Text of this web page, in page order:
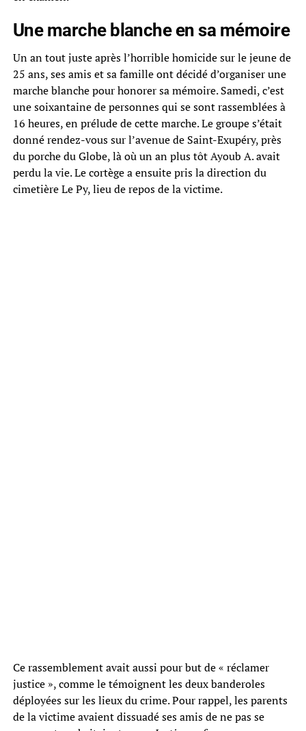
Une marche blanche en sa mémoire
Un an tout juste après l’horrible homicide sur le jeune de
25 ans, ses amis et sa famille ont décidé d’organiser une
marche blanche pour honorer sa mémoire. Samedi, c’est
une soixantaine de personnes qui se sont rassemblées à
16 heures, en prélude de cette marche. Le groupe s’était
donné rendez-vous sur l’avenue de Saint-Exupéry, près
du porche du Globe, là où un an plus tôt Ayoub A. avait
perdu la vie. Le cortège a ensuite pris la direction du
cimetière Le Py, lieu de repos de la victime.
Ce rassemblement avait aussi pour but de « réclamer
justice », comme le témoignent les deux banderoles
déployées sur les lieux du crime. Pour rappel, les parents
de la victime avaient dissuadé ses amis de ne pas se